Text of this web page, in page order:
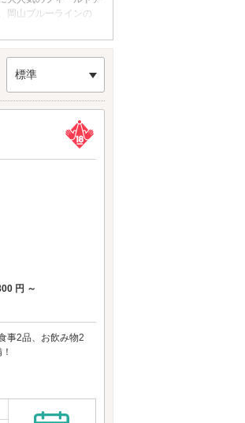
岡山ブルーラインの
標準
円 ～
事2品、お飲み物2